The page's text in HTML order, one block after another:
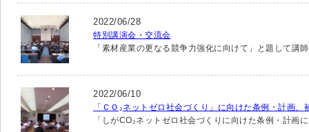
2022/06/28
特別講演会・交流会
「素材産業の更なる競争力強化に向けて」と題して
2022/06/10
「ＣＯ₂ネットゼロ社会づくり」に向けた条例・計画、
「しがCO₂ネットゼロ社会づくりに向けた条例・計